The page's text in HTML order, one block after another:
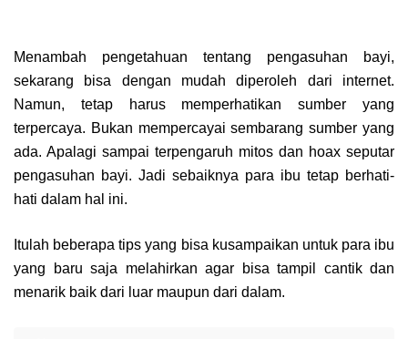
Menambah pengetahuan tentang pengasuhan bayi,
sekarang bisa dengan mudah diperoleh dari internet.
Namun, tetap harus memperhatikan sumber yang
terpercaya. Bukan mempercayai sembarang sumber yang
ada. Apalagi sampai terpengaruh mitos dan hoax seputar
pengasuhan bayi. Jadi sebaiknya para ibu tetap berhati-
hati dalam hal ini.
Itulah beberapa tips yang bisa kusampaikan untuk para ibu
yang baru saja melahirkan agar bisa tampil cantik dan
menarik baik dari luar maupun dari dalam.